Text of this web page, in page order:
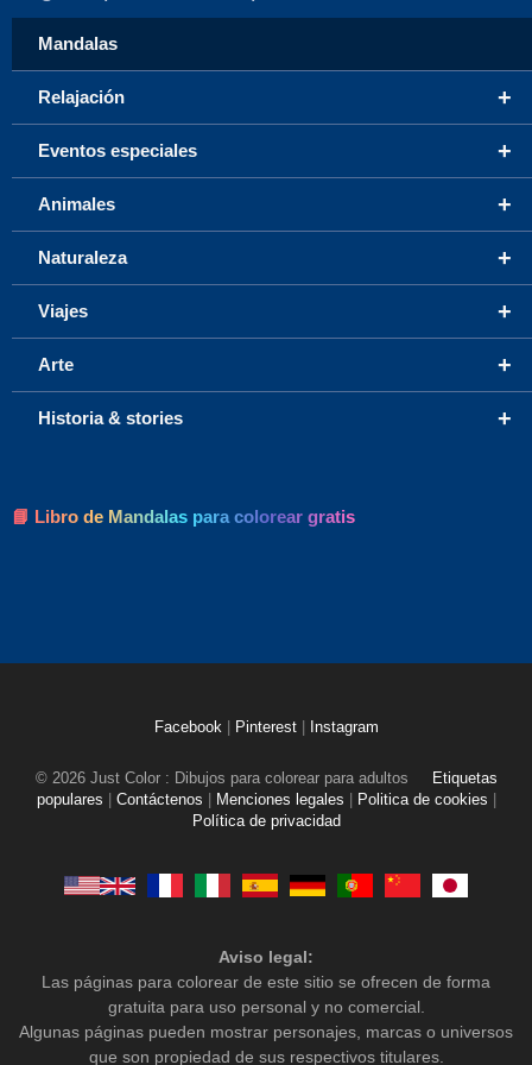
Mandalas
+
Relajación
+
Eventos especiales
+
Animales
+
Naturaleza
+
Viajes
+
Arte
+
Historia & stories
📘 Libro de Mandalas para colorear gratis
Facebook Pinterest Instagram
© 2026 Just Color : Dibujos para colorear para adultos
Etiquetas
populares
Contáctenos Menciones legales Politica de cookies
Política de privacidad
Aviso legal:
Las páginas para colorear de este sitio se ofrecen de forma
gratuita para uso personal y no comercial.
Algunas páginas pueden mostrar personajes, marcas o universos
que son propiedad de sus respectivos titulares.